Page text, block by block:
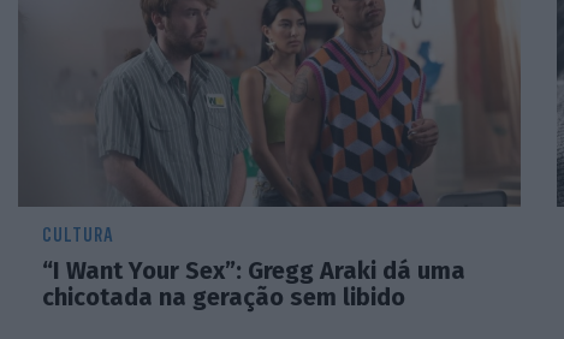
CULTURA
“I Want Your Sex”: Gregg Araki dá uma
chicotada na geração sem libido